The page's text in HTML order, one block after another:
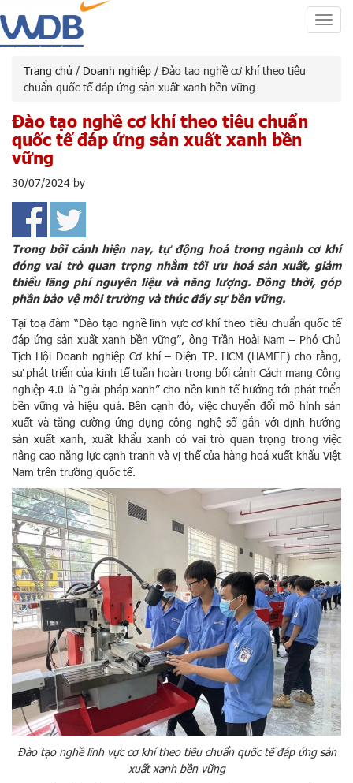
Trang chủ / Doanh nghiệp / Đào tạo nghề cơ khí theo tiêu
chuẩn quốc tế đáp ứng sản xuất xanh bền vững
Đào tạo nghề cơ khí theo tiêu chuẩn
quốc tế đáp ứng sản xuất xanh bền
vững
30/07/2024 by
Trong bối cảnh hiện nay, tự động hoá trong ngành cơ khí
đóng vai trò quan trọng nhằm tối ưu hoá sản xuất, giảm
thiểu lãng phí nguyên liệu và năng lượng. Đồng thời, góp
phần bảo vệ môi trường và thúc đẩy sự bền vững.
Tại toạ đàm “Đào tạo nghề lĩnh vực cơ khí theo tiêu chuẩn quốc tế
đáp ứng sản xuất xanh bền vững”, ông Trần Hoài Nam – Phó Chủ
Tịch Hội Doanh nghiệp Cơ khí – Điện TP. HCM (HAMEE) cho rằng,
sự phát triển của kinh tế tuần hoàn trong bối cảnh Cách mạng Công
nghiệp 4.0 là “giải pháp xanh” cho nền kinh tế hướng tới phát triển
bền vững và hiệu quả. Bên cạnh đó, việc chuyển đổi mô hình sản
xuất và tăng cường ứng dụng công nghệ số gắn với định hướng
sản xuất xanh, xuất khẩu xanh có vai trò quan trọng trong việc
nâng cao năng lực cạnh tranh và vị thế của hàng hoá xuất khẩu Việt
Nam trên trường quốc tế.
Đào tạo nghề lĩnh vực cơ khí theo tiêu chuẩn quốc tế đáp ứng sản
xuất xanh bền vững